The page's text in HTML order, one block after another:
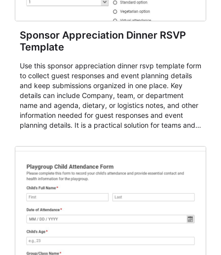
Sponsor Appreciation Dinner RSVP
Template
Use this sponsor appreciation dinner rsvp template form
to collect guest responses and event planning details
and keep submissions organized in one place. Key
details can include Company, team, or department
name and agenda, dietary, or logistics notes, and other
information needed for guest responses and event
planning details. It is a practical solution for teams and
for teams and organizations.